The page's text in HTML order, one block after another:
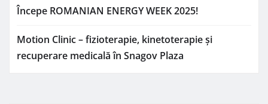
Începe ROMANIAN ENERGY WEEK 2025!
Motion Clinic – fizioterapie, kinetoterapie și
recuperare medicală în Snagov Plaza